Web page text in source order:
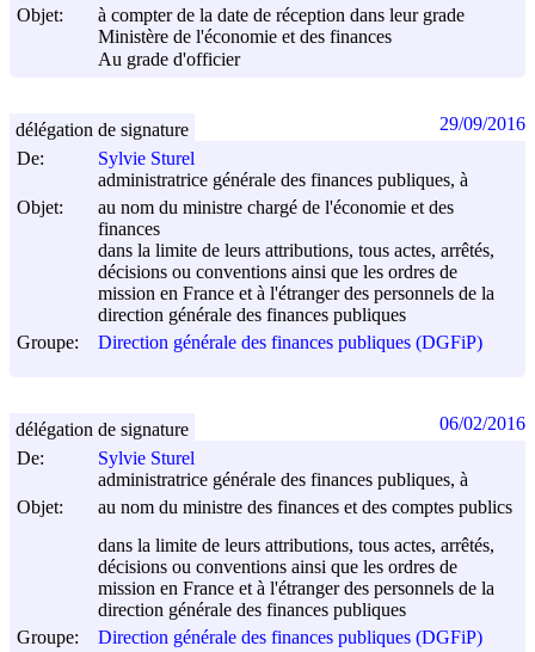
Objet:
à compter de la date de réception dans leur grade
Ministère de l'économie et des finances
Au grade d'officier
De:
Sylvie Sturel
administratrice générale des finances publiques, à
Objet:
au nom du ministre chargé de l'économie et des
finances
dans la limite de leurs attributions, tous actes, arrêtés,
décisions ou conventions ainsi que les ordres de
mission en France et à l'étranger des personnels de la
direction générale des finances publiques
Groupe:
Direction générale des finances publiques (DGFiP)
délégation de signature 29/09/2016
De:
Sylvie Sturel
administratrice générale des finances publiques, à
Objet:
au nom du ministre des finances et des comptes publics
dans la limite de leurs attributions, tous actes, arrêtés,
décisions ou conventions ainsi que les ordres de
mission en France et à l'étranger des personnels de la
direction générale des finances publiques
Groupe:
Direction générale des finances publiques (DGFiP)
délégation de signature 06/02/2016